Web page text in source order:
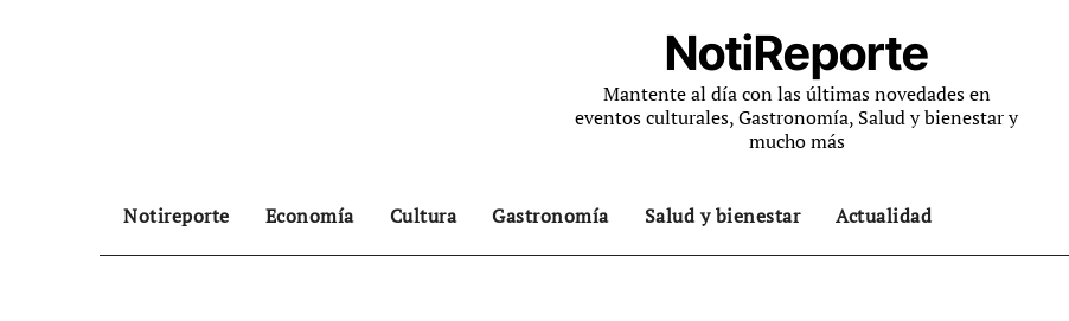
NotiReporte
Mantente al día con las últimas novedades en
eventos culturales, Gastronomía, Salud y bienestar y
mucho más
Notireporte Economía Cultura Gastronomía Salud y bienestar Actualidad